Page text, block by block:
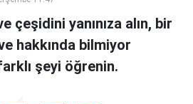
çeşidini yanınıza alın, bir
hakkında bilmiyor
şeyi öğrenin.